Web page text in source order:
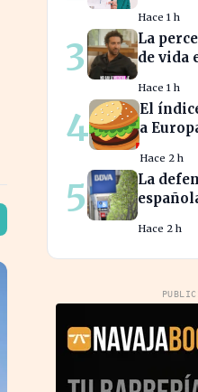
años,
Hace 1 h
3
La
de vida
Hace 1 h
4
El
a
de la
Hace 2 h
5
La
Hace 2 h